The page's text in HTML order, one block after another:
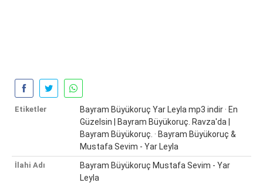
Etiketler
Bayram Büyükoruç Yar Leyla mp3 indir · En
Güzelsin | Bayram Büyükoruç. Ravza'da |
Bayram Büyükoruç. · Bayram Büyükoruç &
Mustafa Sevim - Yar Leyla
İlahi Adı
Bayram Büyükoruç Mustafa Sevim - Yar
Leyla